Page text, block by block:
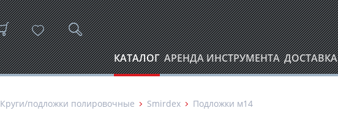
КАТАЛОГ АРЕНДА ИНСТРУМЕНТА ДОСТАВКА
Круги/подложки полировочные Smirdex
Подложки м14